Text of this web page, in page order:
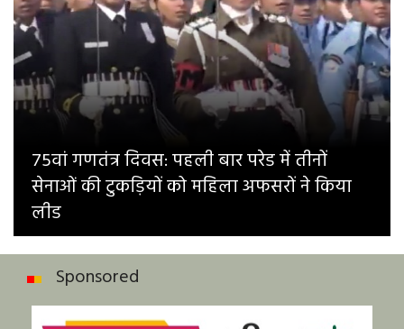
75वां गणतंत्र दिवस: पहली बार परेड में तीनों
सेनाओं की टुकड़ियों को महिला अफसरों ने किया
लीड
Sponsored